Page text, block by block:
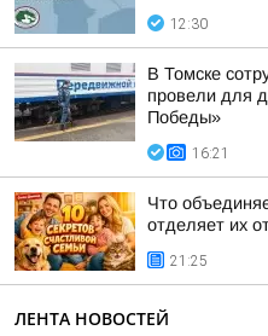
12:30
В Томске
провели для
Победы»
16:21
Что
отделяет их
21:25
ЛЕНТА НОВОСТЕЙ